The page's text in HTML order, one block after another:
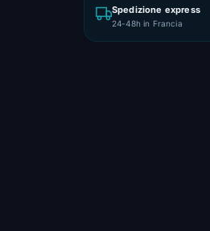
Spedizione express
24-48h in Francia